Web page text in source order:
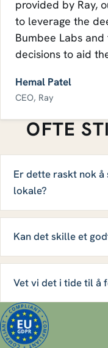
provided by Ray,
to leverage the
Bumbee Labs
decisions to aid
Hemal Patel
CEO, Ray
OFTE
Er dette raskt nok
lokale?
Kan det skille et
Vet vi det i tide til å